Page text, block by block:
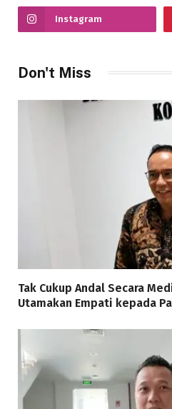
Instagram
Don't Miss
Tak Cukup Andal Secara
Utamakan Empati kepada